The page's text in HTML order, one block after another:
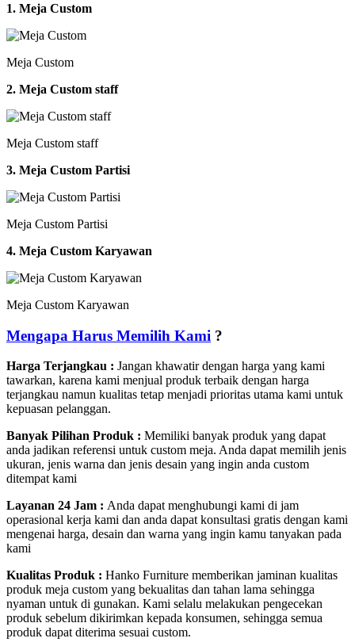
1. Meja Custom
Meja Custom
2. Meja Custom staff
Meja Custom staff
3. Meja Custom Partisi
Meja Custom Partisi
4. Meja Custom Karyawan
Meja Custom Karyawan
Mengapa Harus Memilih Kami ?
Harga Terjangkau : Jangan khawatir dengan harga yang kami
tawarkan, karena kami menjual produk terbaik dengan harga
terjangkau namun kualitas tetap menjadi prioritas utama kami untuk
kepuasan pelanggan.
Banyak Pilihan Produk : Memiliki banyak produk yang dapat
anda jadikan referensi untuk custom meja. Anda dapat memilih jenis
ukuran, jenis warna dan jenis desain yang ingin anda custom
ditempat kami
Layanan 24 Jam : Anda dapat menghubungi kami di jam
operasional kerja kami dan anda dapat konsultasi gratis dengan kami
mengenai harga, desain dan warna yang ingin kamu tanyakan pada
kami
Kualitas Produk : Hanko Furniture memberikan jaminan kualitas
produk meja custom yang bekualitas dan tahan lama sehingga
nyaman untuk di gunakan. Kami selalu melakukan pengecekan
produk sebelum dikirimkan kepada konsumen, sehingga semua
produk dapat diterima sesuai custom.